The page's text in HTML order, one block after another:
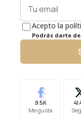
Acepto la
Podrás darte
9.5K
Me gusta